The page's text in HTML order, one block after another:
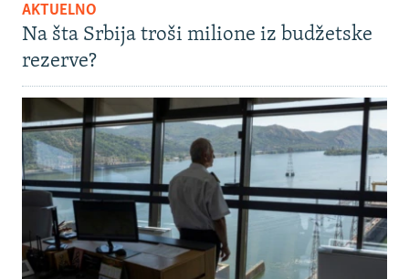
AKTUELNO
Na šta Srbija troši milione iz budžetske
rezerve?